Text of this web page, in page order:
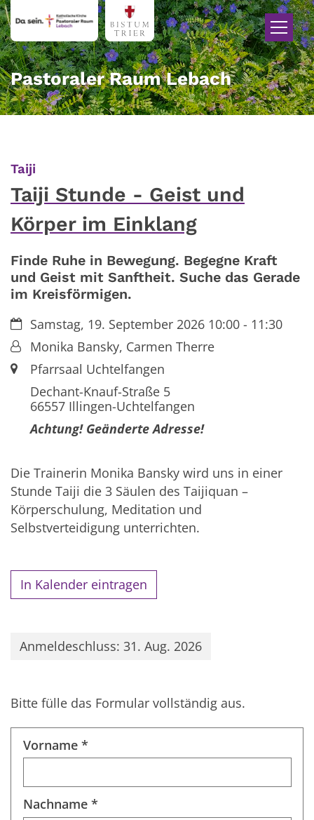
Zum Inhalt springen
Pastoraler Raum Lebach
Taiji
Taiji Stunde - Geist und
Körper im Einklang
Finde Ruhe in Bewegung. Begegne Kraft
und Geist mit Sanftheit. Suche das Gerade
im Kreisförmigen.
Datum:Samstag, 19. September 2026 10:00 - 11:30
Von:Monika Bansky, Carmen Therre
Ort:Pfarrsaal Uchtelfangen
Dechant-Knauf-Straße 5
66557Illingen-Uchtelfangen
Achtung! Geänderte Adresse!
Die Trainerin Monika Bansky wird uns in einer
Stunde Taiji die 3 Säulen des Taijiquan –
Körperschulung, Meditation und
Selbstverteidigung unterrichten.
In Kalender eintragen
Anmeldeschluss: 31. Aug. 2026
Bitte fülle das Formular vollständig aus.
Vorname *
Nachname *